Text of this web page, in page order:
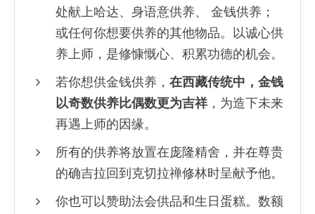
处献上哈达、身语意供养、 金钱供养；
或任何你想要供养的其他物品。以诚心供
养上师，是修慷慨心、积累功德的机会。
若你想供金钱供养， 在西藏传统中，金钱
以奇数供养比偶数更为吉祥，为造下未来
再遇上师的因缘。
所有的供养将放置在庞隆精舍，并在尊贵
的确吉拉回到克切拉禅修林时呈献予他。
你也可以赞助法会供品和生日蛋糕。数额